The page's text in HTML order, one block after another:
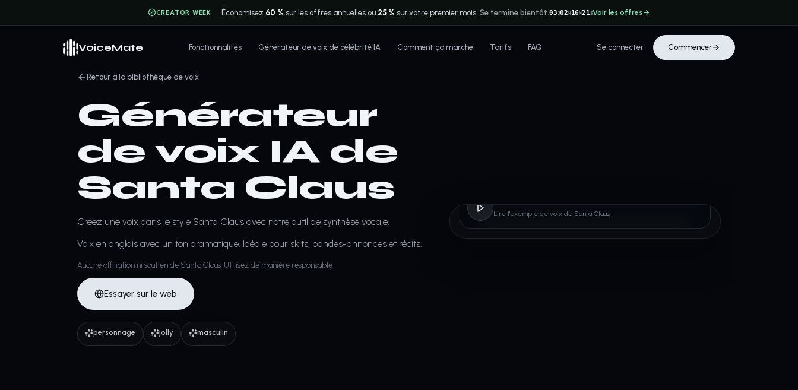
CREATOR WEEK Économisez 60 % sur les offres annuelles ou 25 % sur votre premier mois. Se termine bientôt.03 J02H16M21 SVoir les offres
VoiceMate Fonctionnalités Générateur de voix de célébrité IA Comment ça marche Tarifs FAQ Se connecter Commencer
Retour à la bibliothèque de voix
Générateur
de voix IA de
Santa Claus
Créez une voix dans le style Santa Claus avec notre outil de synthèse vocale.
Voix en anglais avec un ton dramatique. Idéale pour skits, bandes-annonces et récits.
Aucune affiliation ni soutien de Santa Claus. Utilisez de manière responsable.
Essayer sur le web
personnage jolly masculin
Lire l'exemple de voix de Santa Claus